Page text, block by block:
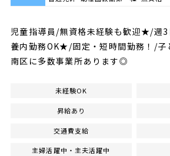
児童指導員/無資格未経験も歓迎★/週
養内勤務OK★/固定・短時間勤務！/
南区に多数事業所あります◎
未経験OK
昇給あり
交通費支給
主婦活躍中・主夫活躍中